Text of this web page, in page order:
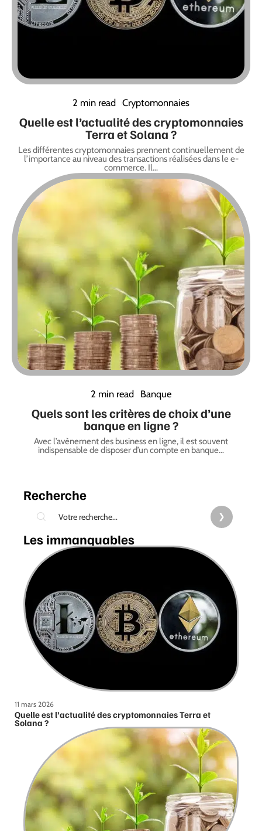
2 min read Cryptomonnaies
Quelle est l’actualité des cryptomonnaies
Terra et Solana ?
Les différentes cryptomonnaies prennent continuellement de
l’importance au niveau des transactions réalisées dans le e-
commerce. Il…
2 min read Banque
Quels sont les critères de choix d’une
banque en ligne ?
Avec l’avènement des business en ligne, il est souvent
indispensable de disposer d’un compte en banque…
Recherche
Les immanquables
11 mars 2026
Quelle est l’actualité des cryptomonnaies Terra et
Solana ?